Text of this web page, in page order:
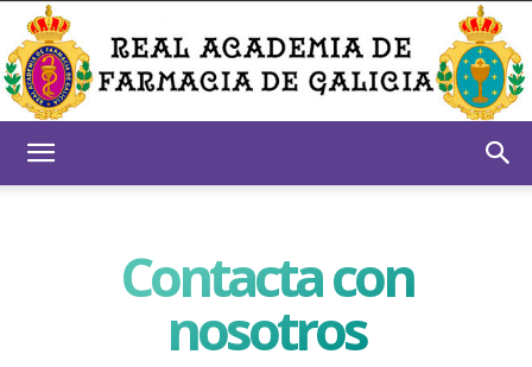
Academia
Contacta con
nosotros